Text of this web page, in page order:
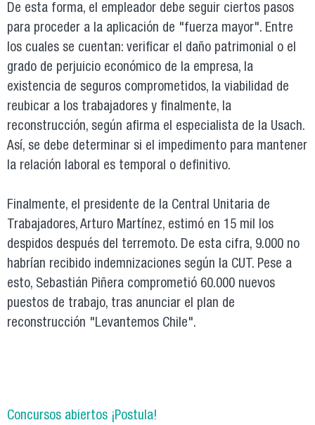
De esta forma, el empleador debe seguir ciertos pasos
para proceder a la aplicación de "fuerza mayor". Entre
los cuales se cuentan: verificar el daño patrimonial o el
grado de perjuicio económico de la empresa, la
existencia de seguros comprometidos, la viabilidad de
reubicar a los trabajadores y finalmente, la
reconstrucción, según afirma el especialista de la Usach.
Así, se debe determinar si el impedimento para mantener
la relación laboral es temporal o definitivo.
Finalmente, el presidente de la Central Unitaria de
Trabajadores, Arturo Martínez, estimó en 15 mil los
despidos después del terremoto. De esta cifra, 9.000 no
habrían recibido indemnizaciones según la CUT. Pese a
esto, Sebastián Piñera comprometió 60.000 nuevos
puestos de trabajo, tras anunciar el plan de
reconstrucción "Levantemos Chile".
Concursos abiertos ¡Postula!